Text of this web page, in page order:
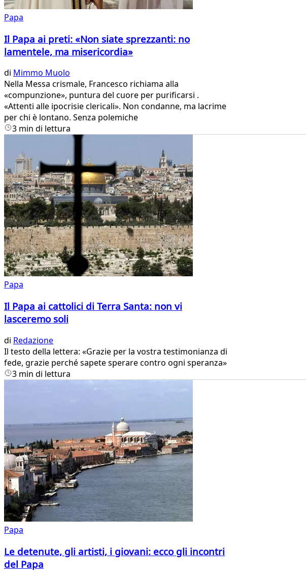
Papa
Il Papa ai preti: «Non siate sprezzanti: no
lamentele, ma misericordia»
di Mimmo Muolo
Nella Messa crismale, Francesco richiama alla
«compunzione», puntura del cuore per purificarsi .
«Attenti alle ipocrisie clericali». Non condanne, ma lacrime
per chi è lontano. Senza polemiche
3 min di lettura
Papa
Il Papa ai cattolici di Terra Santa: non vi
lasceremo soli
di Redazione
Il testo della lettera: «Grazie per la vostra testimonianza di
fede, grazie perché sapete sperare contro ogni speranza»
3 min di lettura
Papa
Le detenute, gli artisti, i giovani: ecco gli incontri
del Papa